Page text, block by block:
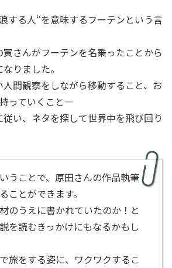
する人‘‘を意味するフーテンという言
寅さんがフーテンを名乗ったことから
りました。
間観察をしながら移動すること、お
っていくこと―
い、ネタを探して世界中を飛び回り
うことで、原田さんの作品執筆
ことができます。
のうえに書かれていたのか！と
を読むきっかけにもなるかもし
旅をする姿に、ワクワクするこ